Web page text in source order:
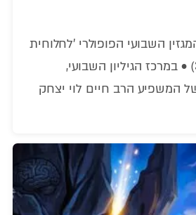
השבועי הפופולרי 'לחלוחית
חסידית' (גיליון 345) • במרכז הגיליון השבועי,
המשפיע הרב חיים לוי יצחק